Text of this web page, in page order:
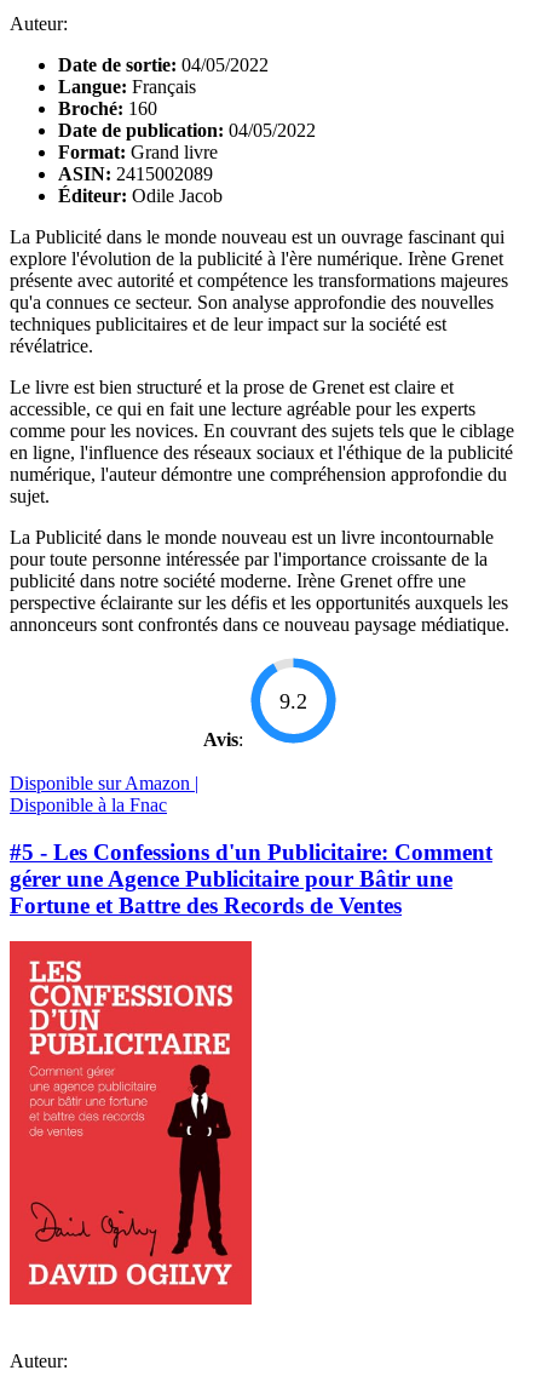
Auteur:
Date de sortie: 04/05/2022
Langue: Français
Broché: 160
Date de publication: 04/05/2022
Format: Grand livre
ASIN: 2415002089
Éditeur: Odile Jacob
La Publicité dans le monde nouveau est un ouvrage fascinant qui
explore l'évolution de la publicité à l'ère numérique. Irène Grenet
présente avec autorité et compétence les transformations majeures
qu'a connues ce secteur. Son analyse approfondie des nouvelles
techniques publicitaires et de leur impact sur la société est
révélatrice.
Le livre est bien structuré et la prose de Grenet est claire et
accessible, ce qui en fait une lecture agréable pour les experts
comme pour les novices. En couvrant des sujets tels que le ciblage
en ligne, l'influence des réseaux sociaux et l'éthique de la publicité
numérique, l'auteur démontre une compréhension approfondie du
sujet.
La Publicité dans le monde nouveau est un livre incontournable
pour toute personne intéressée par l'importance croissante de la
publicité dans notre société moderne. Irène Grenet offre une
perspective éclairante sur les défis et les opportunités auxquels les
annonceurs sont confrontés dans ce nouveau paysage médiatique.
Avis:
9.2
Disponible sur Amazon |
Disponible à la Fnac
#5 - Les Confessions d'un Publicitaire: Comment
gérer une Agence Publicitaire pour Bâtir une
Fortune et Battre des Records de Ventes
Auteur: